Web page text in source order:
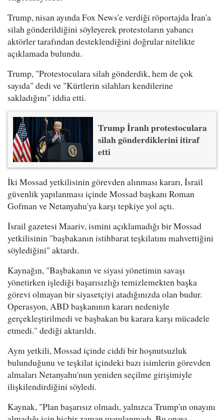
Trump, nisan ayında Fox News'e verdiği röportajda İran'a
silah gönderildiğini söyleyerek protestoların yabancı
aktörler tarafından desteklendiğini doğrular nitelikte
açıklamada bulundu.
Trump, "Protestoculara silah gönderdik, hem de çok
sayıda" dedi ve "Kürtlerin silahları kendilerine
sakladığını" iddia etti.
Trump İranlı protestoculara
silah gönderdiklerini itiraf
etti
İki Mossad yetkilisinin görevden alınması kararı, İsrail
güvenlik yapılanması içinde Mossad başkanı Roman
Gofman ve Netanyahu'ya karşı tepkiye yol açtı.
İsrail gazetesi Maariv, ismini açıklamadığı bir Mossad
yetkilisinin "başbakanın istihbarat teşkilatını mahvettiğini
söylediğini" aktardı.
Kaynağın, "Başbakanın ve siyasi yönetimin savaşı
yönetirken işlediği başarısızlığı temizlemekten başka
görevi olmayan bir siyasetçiyi atadığınızda olan budur.
Operasyon, ABD başkanının kararı nedeniyle
gerçekleştirilmedi ve başbakan bu karara karşı mücadele
etmedi." dediği aktarıldı.
Aynı yetkili, Mossad içinde ciddi bir hoşnutsuzluk
bulunduğunu ve teşkilat içindeki bazı isimlerin görevden
almaları Netanyahu'nun yeniden seçilme girişimiyle
ilişkilendirdiğini söyledi.
Kaynak, "Plan başarısız olmadı, yalnızca Trump'ın onayını